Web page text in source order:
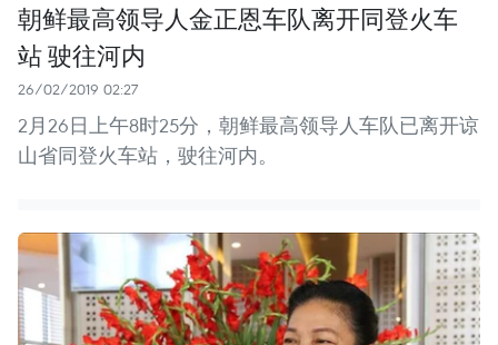
朝鲜最高领导人金正恩车队离开同登火车
站 驶往河内
26/02/2019 02:27
2月26日上午8时25分，朝鲜最高领导人车队已离开谅
山省同登火车站，驶往河内。